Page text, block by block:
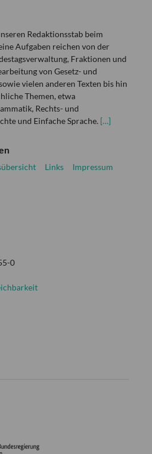
Redaktionsstab beim
Aufgaben reichen von der
Fraktionen und
von Gesetz- und
vielen anderen Texten bis hin
Themen, etwa
Rechts- und
und Einfache Sprache. […]
Links
Impressum
0